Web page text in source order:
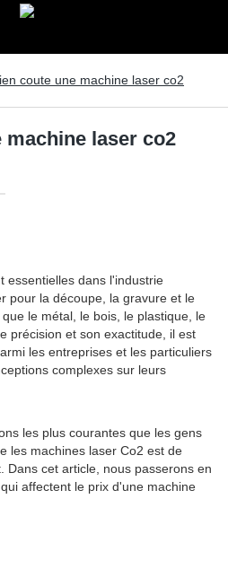
coute une machine laser co2
laser co2
essentielles dans l'industrie
pour la découpe, la gravure et le
le métal, le bois, le plastique, le
précision et son exactitude, il est
les entreprises et les particuliers
complexes sur leurs
les plus courantes que les gens
les machines laser Co2 est de
Dans cet article, nous passerons en
affectent le prix d'une machine